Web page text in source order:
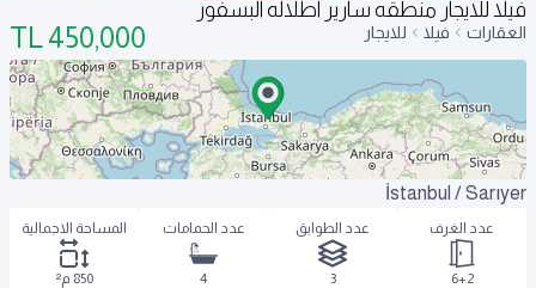
فيلا للايجار منطقه سارير اطلاله البسفور
العقارات فيلا للايجار 450,000
TL
İstanbul / Sarıyer
عدد الغرف
6+2
عدد الطوابق
3
عدد الحمامات
4
المساحة الاجمالية
850 م²